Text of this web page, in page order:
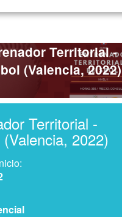
Territorial -
(Valencia, 2022)
Territorial -
2022)